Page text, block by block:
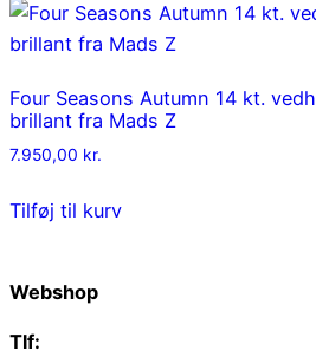
Four Seasons Autumn 14 kt.
brillant fra Mads Z
7.950,00 kr.
Tilføj til kurv
Webshop
Tlf: